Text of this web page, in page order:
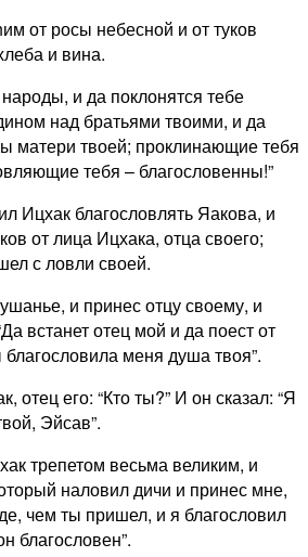
от росы небесной и от туков
и вина.
и да поклонятся тебе
над братьями твоими, и да
матери твоей; проклинающие тебя
тебя – благословенны!”
Ицхак благословлять Яакова, и
от лица Ицхака, отца своего;
с ловли своей.
и принес отцу своему, и
встанет отец мой и да поест от
меня душа твоя”.
отец его: “Кто ты?” И он сказал: “Я
Эйсав”.
трепетом весьма великим, и
наловил дичи и принес мне,
чем ты пришел, и я благословил
благословен”.